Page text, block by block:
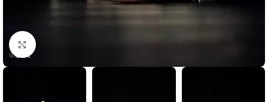
Cliquez pour agrandir